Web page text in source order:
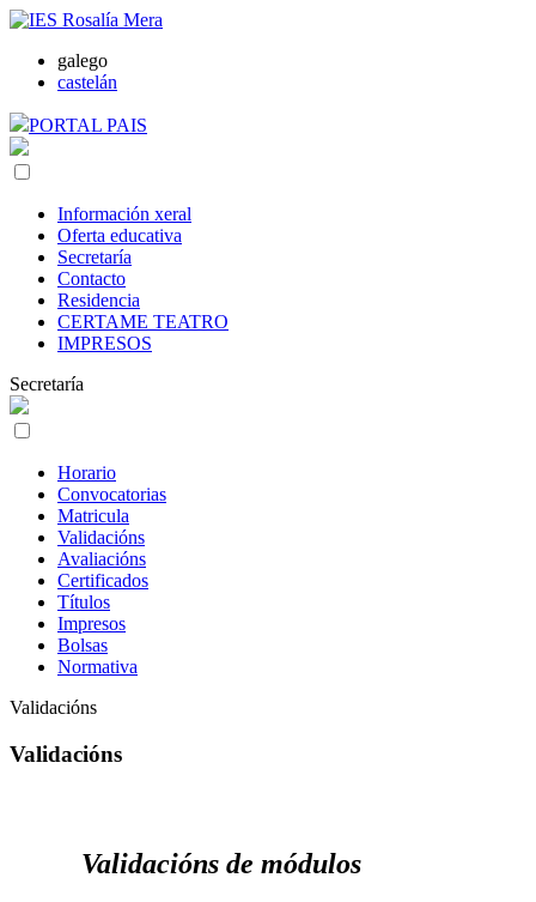
galego
castelán
PORTAL PAIS
Información xeral
Oferta educativa
Secretaría
Contacto
Residencia
CERTAME TEATRO
IMPRESOS
Secretaría
Horario
Convocatorias
Matricula
Validacións
Avaliacións
Certificados
Títulos
Impresos
Bolsas
Normativa
Validacións
Validacións
Validacións de módulos